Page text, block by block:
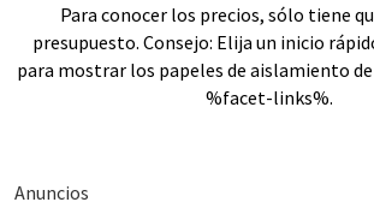
Para conocer los precios, sólo tiene
presupuesto. Consejo: Elija un inicio
para mostrar los papeles de aislamiento
%facet-links%.
Anuncios